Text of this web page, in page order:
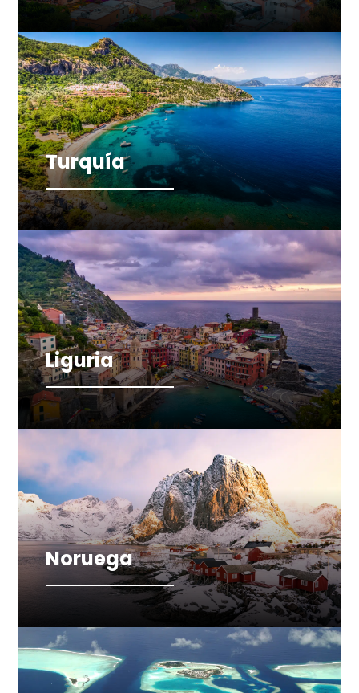
Turquía
Liguria
Noruega